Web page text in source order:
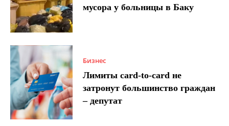
мусора у больницы в Баку
Бизнес
Лимиты card-to-card не
затронут большинство граждан
– депутат